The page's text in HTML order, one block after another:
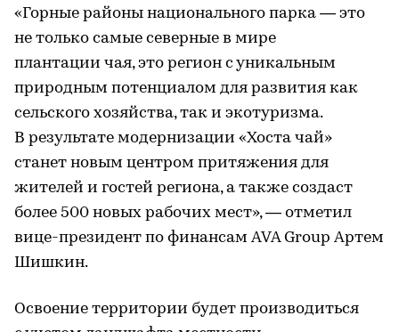
«Горные районы национального парка — это
не только самые северные в мире
плантации чая, это регион с уникальным
природным потенциалом для развития как
сельского хозяйства, так и экотуризма.
В результате модернизации «Хоста чай»
станет новым центром притяжения для
жителей и гостей региона, а также создаст
более 500 новых рабочих мест», — отметил
вице-президент по финансам AVA Group Артем
Шишкин.
Освоение территории будет производиться